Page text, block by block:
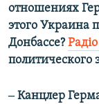
отношениях
этого Украина
Донбассе?
политического
‒ Канцлер